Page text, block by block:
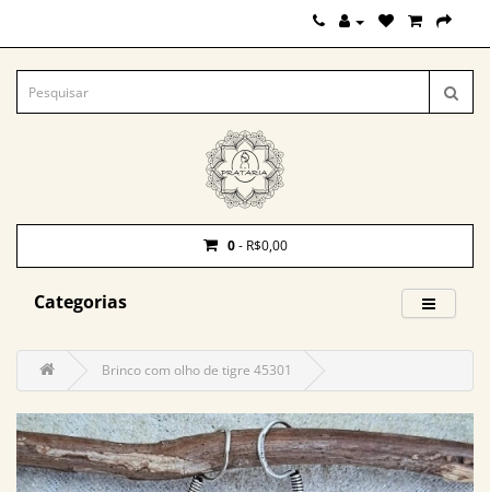
0- R$0,00
Categorias
Brinco com olho de tigre 45301